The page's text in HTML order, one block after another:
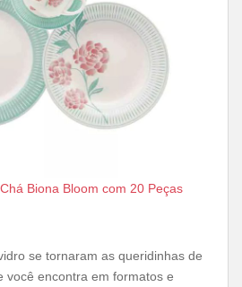
Biona Bloom com 20 Peças
se tornaram as queridinhas de
você encontra em formatos e